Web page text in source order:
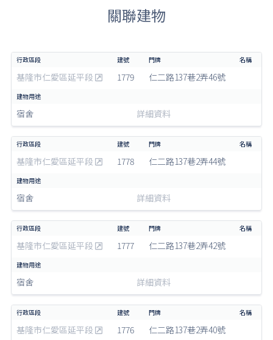
關聯建物
基隆市仁愛區延平段 1779 仁二路137巷2弄46號
宿舍 詳細資料
基隆市仁愛區延平段 1778 仁二路137巷2弄44號
宿舍 詳細資料
基隆市仁愛區延平段 1777 仁二路137巷2弄42號
宿舍 詳細資料
基隆市仁愛區延平段 1776 仁二路137巷2弄40號